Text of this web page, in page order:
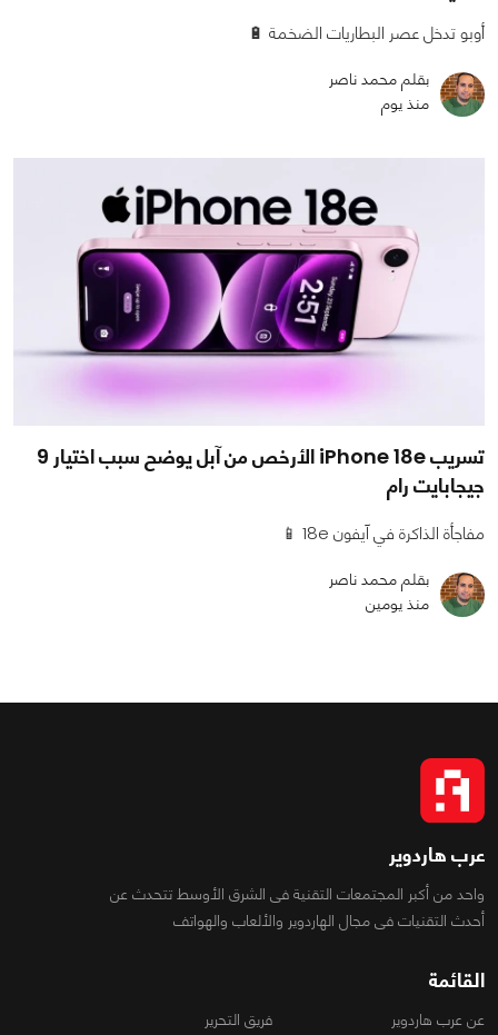
أوبو تدخل عصر البطاريات الضخمة 🔋
بقلم محمد ناصر
منذ يوم
تسريب iPhone 18e الأرخص من آبل يوضح سبب اختيار 9
جيجابايت رام
مفاجأة الذاكرة في آيفون 18e 📱
بقلم محمد ناصر
منذ يومين
عرب هاردوير
واحد من أكبر المجتمعات التقنية فى الشرق الأوسط تتحدث عن
أحدث التقنيات فى مجال الهاردوير والألعاب والهواتف
القائمة
عن عرب هاردوير فريق التحرير